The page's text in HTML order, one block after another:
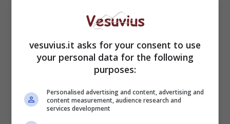
vesuvius.it asks for your consent to use
your personal data for the following
purposes:
Personalised advertising and content, advertising and
content measurement, audience research and
services development